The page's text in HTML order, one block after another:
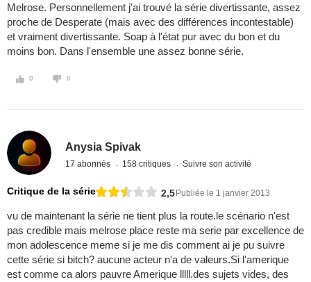
Melrose. Personnellement j'ai trouvé la série divertissante, assez
proche de Desperate (mais avec des différences incontestable)
et vraiment divertissante. Soap à l'état pur avec du bon et du
moins bon. Dans l'ensemble une assez bonne série.
0 0
Anysia Spivak
17 abonnés 158 critiques Suivre son activité
Critique de la série 2,5 Publiée le 1 janvier 2013
vu de maintenant la série ne tient plus la route.le scénario n'est
pas credible mais melrose place reste ma serie par excellence de
mon adolescence meme si je me dis comment ai je pu suivre
cette série si bitch? aucune acteur n'a de valeurs.Si l'amerique
est comme ca alors pauvre Amerique lllll.des sujets vides, des